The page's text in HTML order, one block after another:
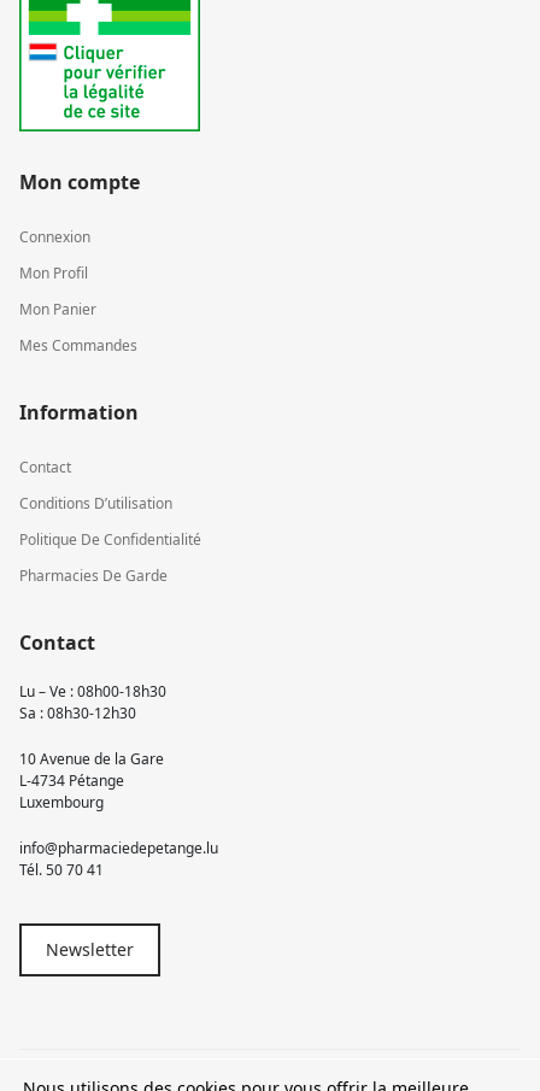
Mon compte
Connexion
Mon Profil
Mon Panier
Mes Commandes
Information
Contact
Conditions D’utilisation
Politique De Confidentialité
Pharmacies De Garde
Contact
Lu – Ve : 08h00-18h30
Sa : 08h30-12h30
10 Avenue de la Gare
L-4734 Pétange
Luxembourg
info@pharmaciedepetange.lu
Tél.50 70 41
Newsletter